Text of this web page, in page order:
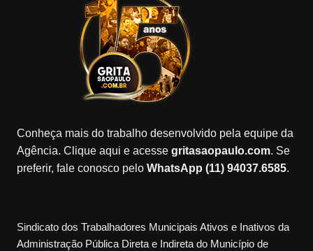
Conheça mais do trabalho desenvolvido pela equipe da
Agência. Clique aqui e acesse gritasaopaulo.com. Se
preferir, fale conosco peloWhatsApp (11) 94037.6585.
Sindicato dos Trabalhadores Municipais Ativos e Inativos da
Administração Pública Direta e Indireta do Município de